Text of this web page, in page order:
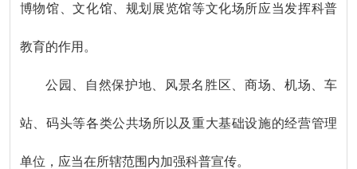
博物馆、文化馆、规划展览馆等文化场所应当发挥科普
教育的作用。
公园、自然保护地、风景名胜区、商场、机场、车
站、码头等各类公共场所以及重大基础设施的经营管理
单位，应当在所辖范围内加强科普宣传。